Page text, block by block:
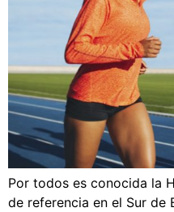
Por todos es conocida la
de referencia en el Sur de